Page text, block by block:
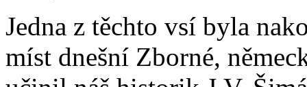
Jedna z těchto vsí byla
míst dnešní Zborné,